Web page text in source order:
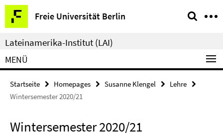
Springe
direkt
zu
Inhalt
Freie Universität Berlin
Service-
Navigation
Lateinamerika-Institut (LAI)
MENÜ
Startseite Homepages Susanne Klengel
Lehre
Wintersemester 2020/21
Wintersemester 2020/21